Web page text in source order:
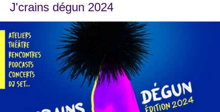
J'crains dégun 2024